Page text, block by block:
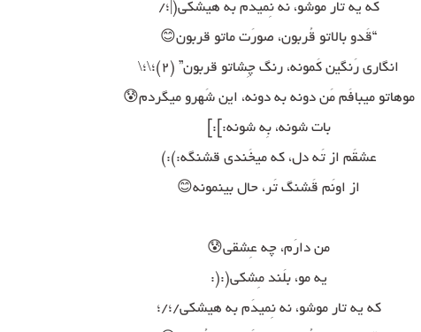
که یه تار موشو، نه نِمیدَم به هیشکی(|؛/
“قَدو بالاتو قُربون، صورَت ماتو قربون😊
انگاری رَنگین کَمونه، رنگ چِشاتو قربون” (۲)؛\؛\
موهاتو میبافَم مَن دونه به دونه، این شَهرو میگردم😰
بات شونه، بِه شونه:]:]
عشقَم از تَه دل، که میخَندی قشنگه:):)
از اونَم قَشنگ تَر، حال بینمونه😊
من دارَم، چه عِشقی😰
یه مو، بلَند مِشکی(:(:
که یه تار موشو، نه نِمیدَم به هیشکی/؛/؛